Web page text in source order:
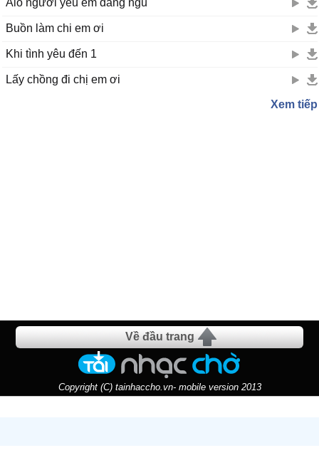
Alo người yêu em đang ngủ
Buồn làm chi em ơi
Khi tình yêu đến 1
Lấy chồng đi chị em ơi
Xem tiếp
Về đầu trang
Copyright (C) tainhaccho.vn- mobile version 2013